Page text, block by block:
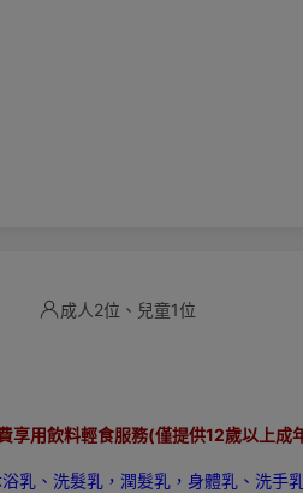
成人2位、兒童1位
享用飲料輕食服務(僅提供12歲以上成
乳、洗髮乳，潤髮乳，身體乳、洗手